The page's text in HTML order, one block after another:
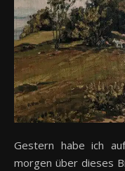
Gestern habe ich auf Instagram angekündigt, dass ich
morgen über dieses